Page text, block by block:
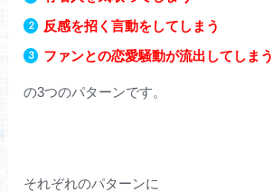
反感を招く言動をしてしまう
ファンとの恋愛騒動が流出してしまう
の3つのパターンです。
それぞれのパターンに